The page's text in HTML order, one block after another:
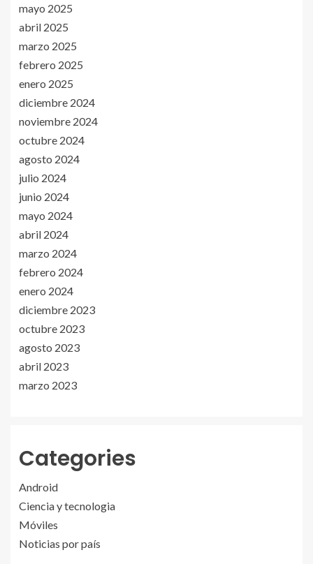
mayo 2025
abril 2025
marzo 2025
febrero 2025
enero 2025
diciembre 2024
noviembre 2024
octubre 2024
agosto 2024
julio 2024
junio 2024
mayo 2024
abril 2024
marzo 2024
febrero 2024
enero 2024
diciembre 2023
octubre 2023
agosto 2023
abril 2023
marzo 2023
Categories
Android
Ciencia y tecnologia
Móviles
Noticias por país